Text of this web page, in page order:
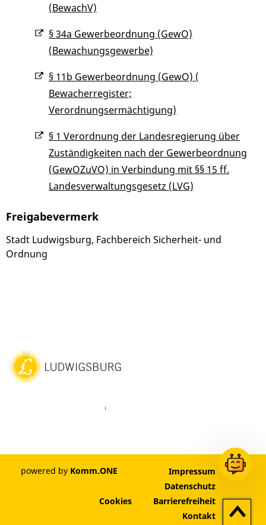
(BewachV)
§ 34a Gewerbeordnung (GewO)
(Bewachungsgewerbe)
§ 11b Gewerbeordnung (GewO) (
Bewacherregister;
Verordnungsermächtigung)
§ 1 Verordnung der Landesregierung über
Zuständigkeiten nach der Gewerbeordnung
(GewOZuVO) in Verbindung mit §§ 15 ff.
Landesverwaltungsgesetz (LVG)
Freigabevermerk
Stadt Ludwigsburg, Fachbereich Sicherheit- und
Ordnung
LinkedIn
powered by Komm.ONE
Impressum
Datenschutz
Cookies
Barrierefreiheit
Kontakt
Zum